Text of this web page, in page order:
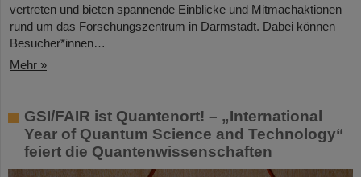
vertreten und bieten spannende Einblicke und Mitmachaktionen
rund um das Forschungszentrum in Darmstadt. Dabei können
Besucher*innen…
Mehr »
GSI/FAIR ist Quantenort! – „International
Year of Quantum Science and Technology“
feiert die Quantenwissenschaften